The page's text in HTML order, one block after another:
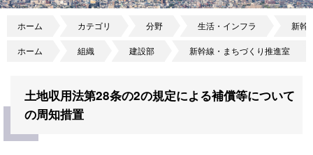
ホーム カテゴリ 分野 生活・インフラ 新幹
ホーム 組織 建設部 新幹線・まちづくり推進室
土地収用法第28条の2の規定による補償等について
の周知措置